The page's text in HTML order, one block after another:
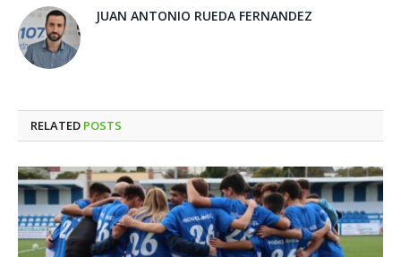
JUAN ANTONIO RUEDA FERNANDEZ
RELATED POSTS